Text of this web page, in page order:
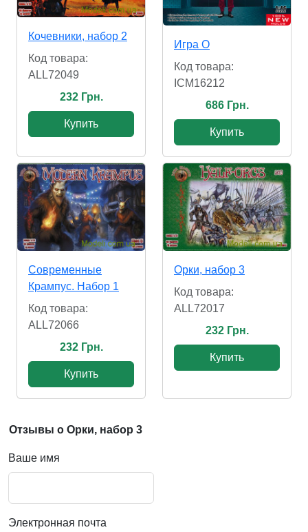
Кочевники, набор 2
Код товара:
ALL72049
232 Грн.
Купить
Игра О
Код товара:
ICM16212
686 Грн.
Купить
Современные
Крампус. Набор 1
Код товара:
ALL72066
232 Грн.
Купить
Орки, набор 3
Код товара:
ALL72017
232 Грн.
Купить
Отзывы о Орки, набор 3
Ваше имя
Электронная почта